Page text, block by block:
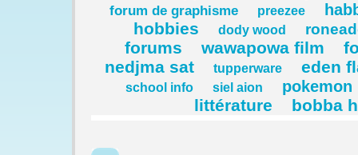
forum de graphisme preezee
hobbies dody wood
forums wawapowa film
nedjma sat
tupperware eden
school info siel aion pokemon
littérature bobba